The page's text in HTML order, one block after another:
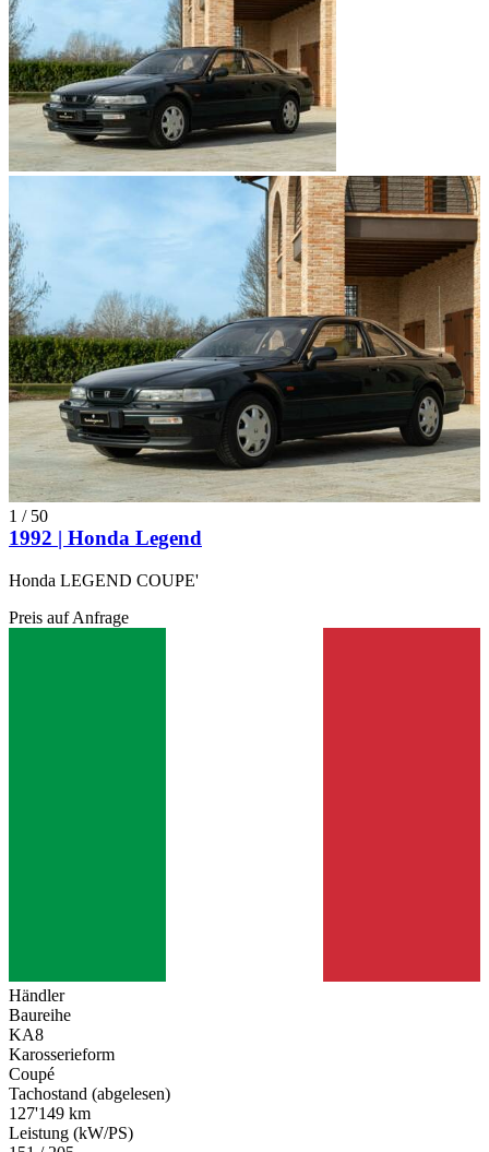
1 / 50
1992 | Honda Legend
Honda LEGEND COUPE'
Preis auf Anfrage
Händler
Baureihe
KA8
Karosserieform
Coupé
Tachostand (abgelesen)
127'149 km
Leistung (kW/PS)